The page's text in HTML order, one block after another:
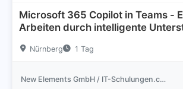
Microsoft 365 Copilot in Teams -
Arbeiten durch intelligente
Nürnberg 1 Tag
New Elements GmbH / IT-Schulungen.com